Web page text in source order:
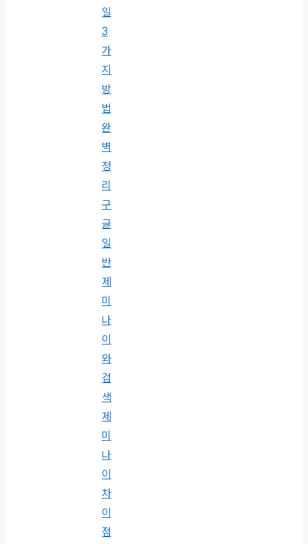
일
3
가
지
방
법
완
벽
정
리
구
글
일
반
제
미
나
이
와
검
색
제
미
나
이
차
이
점